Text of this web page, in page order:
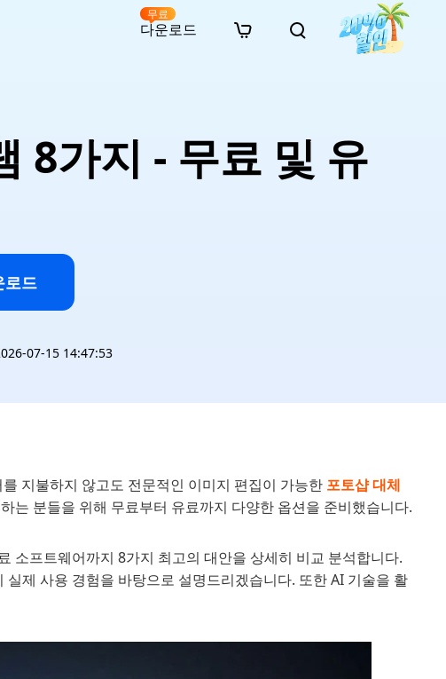
· USB 복구
· 파티션 복구
· 한글 파일 복구
· 오피스 파일 복구
· 사진 복구
· 동영상 복구
온라인 사진 복구
온라인 문서 복구
· 시네마틱 AI 이미지 프롬프트
· 애니메이션 실사 변환 프롬프트
· 하드 디스크 복사
· 중복 파일 찾기 (Mac)
· C 드라이브 확장
· 디스크 공간 확보 (Win)
· MBR GPT 변환
· Mac 저장 공간 최적화
다운로드
무료
8가지 - 무료 및 유
로드
07-15 14:47:53
지불하지 않고도 전문적인 이미지 편집이 가능한 포토샵 대체
는 분들을 위해 무료부터 유료까지 다양한 옵션을 준비했습니다.
소프트웨어까지 8가지 최고의 대안을 상세히 비교 분석합니다.
제 사용 경험을 바탕으로 설명드리겠습니다. 또한 AI 기술을 활